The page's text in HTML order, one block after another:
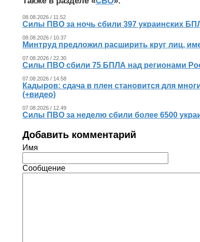
08.08.2026 / 11.52
Силы ПВО за ночь сбили 397 украинских
08.08.2026 / 10.37
Минтруд предложил расширить круг лиц,
07.08.2026 / 22.30
Силы ПВО сбили 75 БПЛА над регионами
07.08.2026 / 14.58
Кадыров: сдача в плен становится для
(+видео)
07.08.2026 / 12.49
Силы ПВО за неделю сбили более 6500
Добавить комментарий
Имя
Сообщение